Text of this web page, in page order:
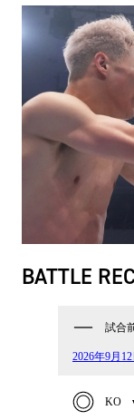
BATTLE
試合
2026年9月
KO